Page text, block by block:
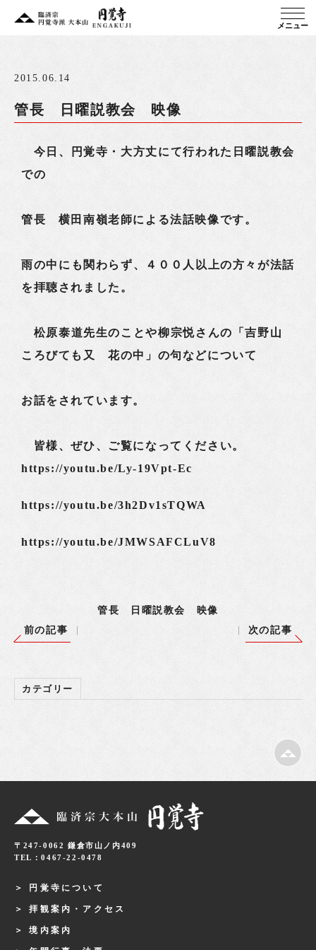
メニュー
2015.06.14
管長 日曜説教会 映像
今日、円覚寺・大方丈にて行われた日曜説教会
での
管長 横田南嶺老師による法話映像です。
雨の中にも関わらず、４００人以上の方々が法話
を拝聴されました。
松原泰道先生のことや柳宗悦さんの「吉野山
ころびても又 花の中」の句などについて
お話をされています。
皆様、ぜひ、ご覧になってください。
https://youtu.be/Ly-19Vpt-Ec
https://youtu.be/3h2Dv1sTQWA
https://youtu.be/JMWSAFCLuV8
管長 日曜説教会 映像
前の記事
次の記事
カテゴリー
〒247-0062 鎌倉市山ノ内409
TEL：0467-22-0478
円覚寺について
拝観案内・アクセス
境内案内